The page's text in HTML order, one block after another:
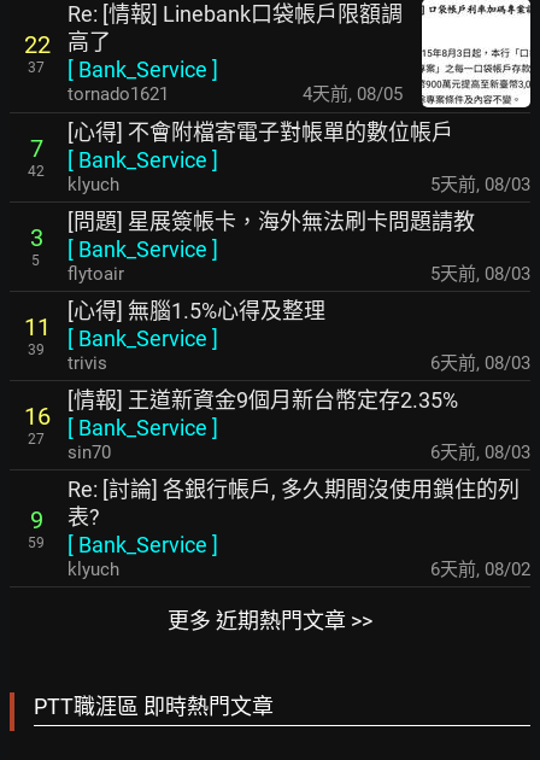
22
37
Re: [情報] Linebank口袋帳戶限額調
高了
[ Bank_Service ]
tornado1621 4天前, 08/05
7
42
[心得] 不會附檔寄電子對帳單的數位帳戶
[ Bank_Service ]
klyuch 5天前, 08/03
3
5
[問題] 星展簽帳卡，海外無法刷卡問題請教
[ Bank_Service ]
flytoair 5天前, 08/03
11
39
[心得] 無腦1.5%心得及整理
[ Bank_Service ]
trivis 6天前, 08/03
16
27
[情報] 王道新資金9個月新台幣定存2.35%
[ Bank_Service ]
sin70 6天前, 08/03
9
59
Re: [討論] 各銀行帳戶, 多久期間沒使用鎖住的列
表?
[ Bank_Service ]
klyuch 6天前, 08/02
更多 近期熱門文章 >>
PTT職涯區 即時熱門文章